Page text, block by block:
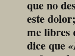
que no
este
me libres
dice que